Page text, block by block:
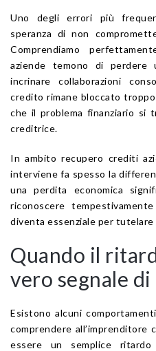
Uno degli errori più
speranza di non
Comprendiamo
aziende temono di
incrinare collaborazioni
credito rimane bloccato
che il problema finanziario si
creditrice.
In ambito recupero crediti
interviene fa spesso la
una perdita economica
riconoscere
diventa essenziale per tutelare
Quando il
vero segnale
Esistono alcuni
comprendere all’imprenditore
essere un semplice ritardo